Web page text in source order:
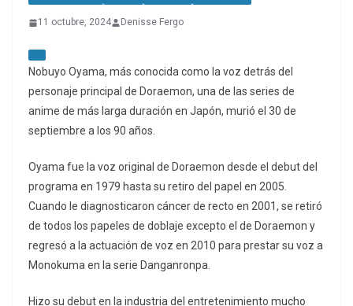
11 octubre, 2024 Denisse Fergo
Nobuyo Oyama, más conocida como la voz detrás del
personaje principal de Doraemon, una de las series de
anime de más larga duración en Japón, murió el 30 de
septiembre a los 90 años.
Oyama fue la voz original de Doraemon desde el debut del
programa en 1979 hasta su retiro del papel en 2005.
Cuando le diagnosticaron cáncer de recto en 2001, se retiró
de todos los papeles de doblaje excepto el de Doraemon y
regresó a la actuación de voz en 2010 para prestar su voz a
Monokuma en la serie Danganronpa.
Hizo su debut en la industria del entretenimiento mucho